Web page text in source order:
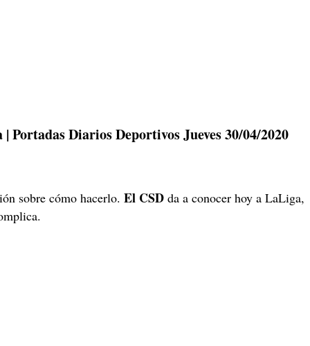
Diarios Deportivos Jueves 30/04/2020
sobre cómo hacerlo. El CSD da a conocer hoy a LaLiga,